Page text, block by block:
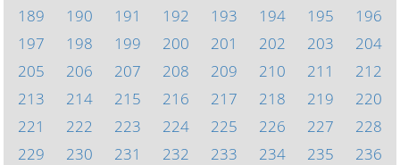
189
190 191 192 193 194 195
196
197
198 199 200 201 202 203
204
205
206 207 208 209 210 211
212
213
214 215 216 217 218 219
220
221
222 223 224 225 226 227
228
229
230 231 232 233 234 235
236